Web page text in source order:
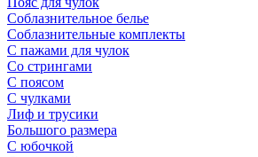
Соблазнительное белье
Соблазнительные комплекты
С пажами для чулок
Со стрингами
С поясом
С чулками
Лиф и трусики
Большого размера
С юбочкой